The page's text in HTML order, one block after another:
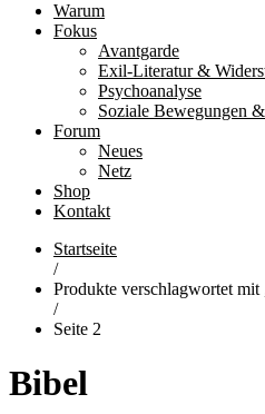
Warum
Fokus
Avantgarde
Exil-Literatur &
Psychoanalyse
Soziale Bewegungen
Forum
Neues
Netz
Shop
Kontakt
Startseite
/
Produkte verschlagwortet mit
/
Seite 2
Bibel